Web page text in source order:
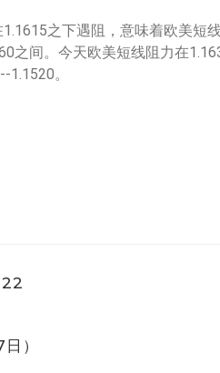
之下遇阻，意味着欧美短
之间。今天欧美短线阻力在
。
）